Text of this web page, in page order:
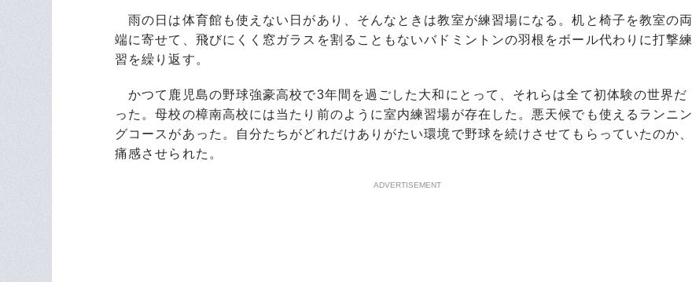
雨の日は体育館も使えない日があり、そんなときは教室が練習場になる。机と椅子を教室の両
端に寄せて、飛びにくく窓ガラスを割ることもないバドミントンの羽根をボール代わりに打撃練
習を繰り返す。
かつて鹿児島の野球強豪高校で3年間を過ごした大和にとって、それらは全て初体験の世界だ
った。母校の樟南高校には当たり前のように室内練習場が存在した。悪天候でも使えるランニン
グコースがあった。自分たちがどれだけありがたい環境で野球を続けさせてもらっていたのか、
痛感させられた。
ADVERTISEMENT